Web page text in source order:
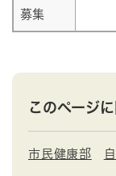
募集
このページ
市民健康部